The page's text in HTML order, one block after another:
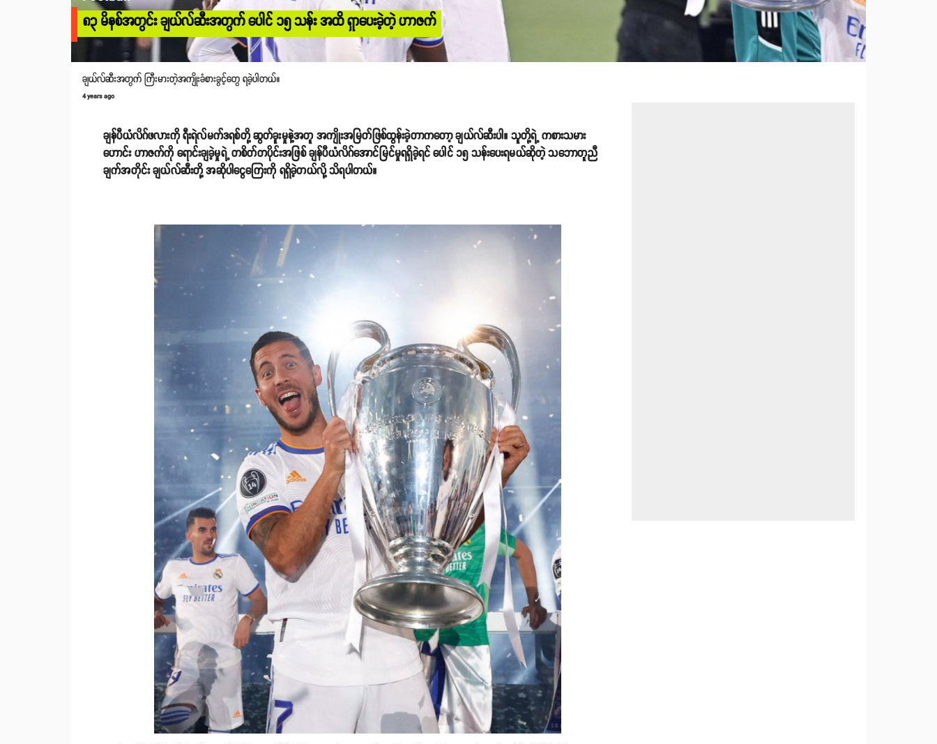
၈၃ မိနစ်အတွင်း ချယ်လ်ဆီးအတွက် ပေါင် ၁၅ သန်း အထိ ရှာပေးခဲ့တဲ့ ဟာဇက်
ချယ်လ်ဆီးအတွက် ကြီးမားတဲ့အကျိုးခံစားခွင့်တွေ ရခဲ့ပါတယ်။
4 years ago
ချန်ပီယံလိဂ်ဖလားကို ရီးရဲလ်မက်ဒရစ်တို့ ဆွတ်ခူးမှုနဲ့အတူ အကျိုးအမြတ်ဖြစ်ထွန်းခဲ့တာကတော့ ချယ်လ်ဆီးပါ။ သူတို့ရဲ့ ကစားသမား
ဟောင်း ဟာဇက်ကို ရောင်းချခဲ့မှုရဲ့ တစိတ်တပိုင်းအဖြစ် ချန်ပီယံလိဂ်အောင်မြင်မှုရရှိခဲ့ရင်​ ပေါင် ၁၅ သန်းပေးရမယ်ဆိုတဲ့ သဘောတူညီ
ချက်အတိုင်း ချယ်လ်ဆီးတို့ အဆိုပါငွေကြေးကို ရရှိခဲ့တယ်လို့ သိရပါတယ်။